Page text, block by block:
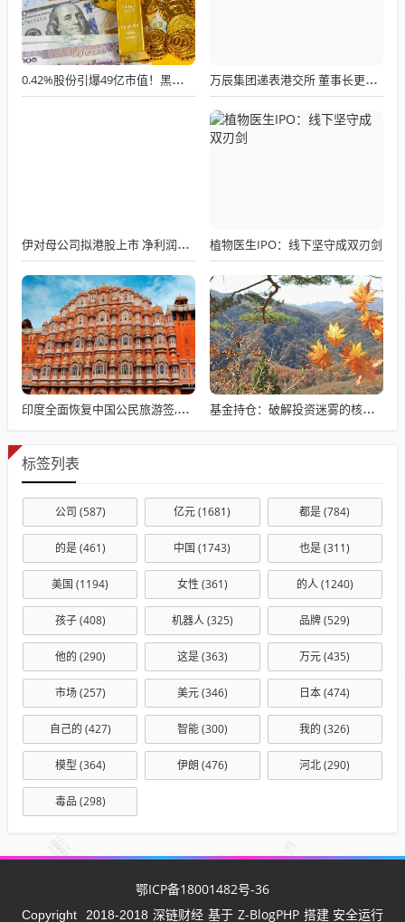
0.42%股份引爆49亿市值！黑芝麻控制权交接暗战，广旅大健康临门一脚 万辰集团递表港交所 董事长更换开店放缓
伊对母公司拟港股上市 净利润破2亿 植物医生IPO：线下坚守成双刃剑
印度全面恢复中国公民旅游签,全球办理通道开放 基金持仓：破解投资迷雾的核心密码 小白也能看懂的收益关键
标签列表
公司 (587) 亿元(1681) 都是(784)
的是(461) 中国 (1743) 也是(311)
美国 (1194) 女性 (361) 的人(1240)
孩子(408) 机器人(325) 品牌(529)
他的 (290) 这是(363) 万元(435)
市场(257) 美元(346) 日本(474)
自己的 (427) 智能(300) 我的 (326)
模型 (364) 伊朗 (476) 河北(290)
毒品 (298)
鄂ICP备18001482号-36
Copyright 2018-2018 深链财经 基于 Z-BlogPHP 搭建 安全运行